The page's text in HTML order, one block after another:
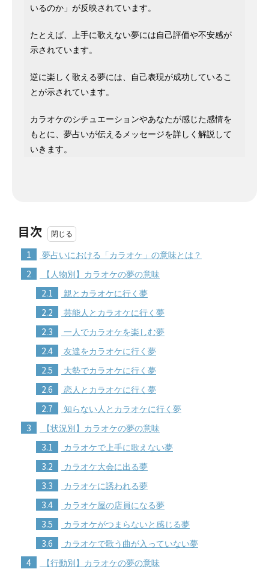
いるのか」が反映されています。
たとえば、上手に歌えない夢には自己評価や不安感が
示されています。
逆に楽しく歌える夢には、自己表現が成功しているこ
とが示されています。
カラオケのシチュエーションやあなたが感じた感情を
もとに、夢占いが伝えるメッセージを詳しく解説して
いきます。
目次
1 夢占いにおける「カラオケ」の意味とは？
2 【人物別】カラオケの夢の意味
2.1 親とカラオケに行く夢
2.2 芸能人とカラオケに行く夢
2.3 一人でカラオケを楽しむ夢
2.4 友達をカラオケに行く夢
2.5 大勢でカラオケに行く夢
2.6 恋人とカラオケに行く夢
2.7 知らない人とカラオケに行く夢
3 【状況別】カラオケの夢の意味
3.1 カラオケで上手に歌えない夢
3.2 カラオケ大会に出る夢
3.3 カラオケに誘われる夢
3.4 カラオケ屋の店員になる夢
3.5 カラオケがつまらないと感じる夢
3.6 カラオケで歌う曲が入っていない夢
4 【行動別】カラオケの夢の意味